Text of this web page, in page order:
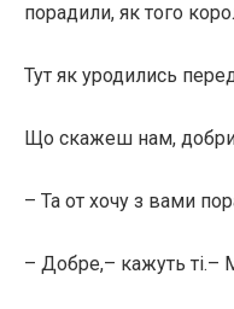
порадили, як того
Тут як уродились
Що скажеш нам,
– Та от хочу з вами
– Добре,– кажуть